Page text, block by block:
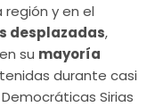
región y en el
desplazadas,
su mayoría
durante casi
Sirias